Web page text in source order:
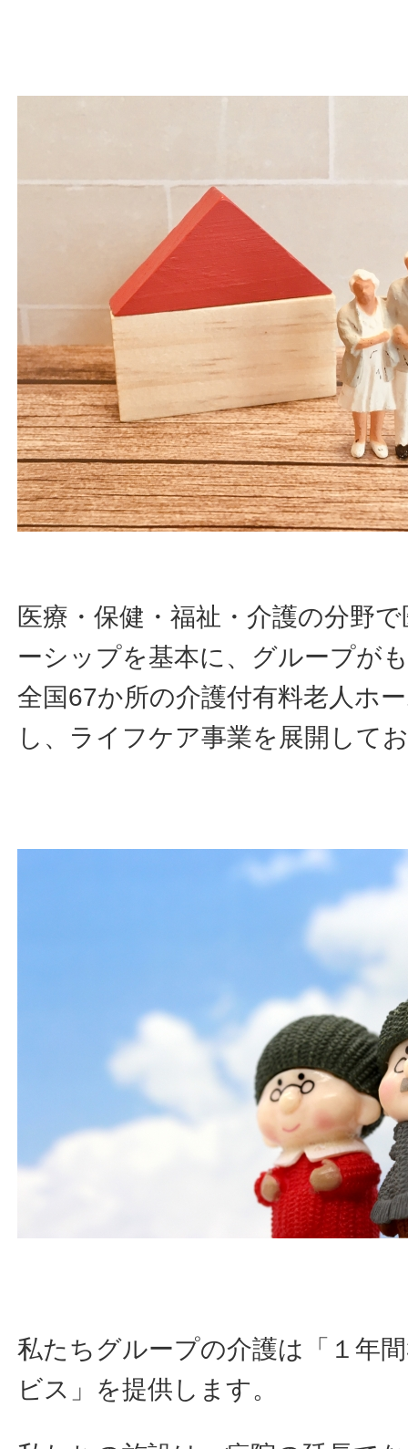
医療・保健・福祉・介護の分野
ーシップを基本に、グループが
全国67か所の介護付有料老人ホ
し、ライフケア事業を展開して
私たちグループの介護は「１年
ビス」を提供します。